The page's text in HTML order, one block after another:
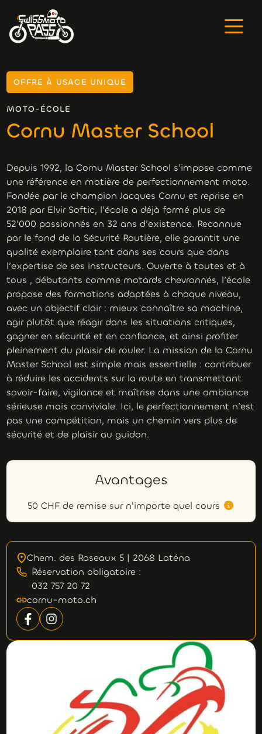
OFFRE À USAGE UNIQUE
MOTO-ÉCOLE
Cornu Master School
Depuis 1992, la Cornu Master School s’impose comme
une référence en matière de perfectionnement moto.
Fondée par le champion Jacques Cornu et reprise en
2018 par Elvir Softic, l’école a déjà formé plus de
52’000 passionnés en 32 ans d’existence. Reconnue
par le fond de la Sécurité Routière, elle garantit une
qualité exemplaire tant dans ses cours que dans
l’expertise de ses instructeurs. Ouverte à toutes et à
tous , débutants comme motards chevronnés, l’école
propose des formations adaptées à chaque niveau,
avec un objectif clair : mieux connaître sa machine,
agir plutôt que réagir dans les situations critiques,
gagner en sécurité et en confiance, et ainsi profiter
pleinement du plaisir de rouler. La mission de la Cornu
Master School est simple mais essentielle : contribuer
à réduire les accidents sur la route en transmettant
savoir-faire, vigilance et maîtrise dans une ambiance
sérieuse mais conviviale. Ici, le perfectionnement n’est
pas une compétition, mais un chemin vers plus de
sécurité et de plaisir au guidon.
Avantages
50 CHF de remise sur n'importe quel cours
Chem. des Roseaux 5 | 2068 Laténa
Réservation obligatoire :
032 757 20 72
cornu-moto.ch